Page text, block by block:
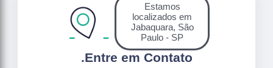
.Entre em Contato
Estamos
localizados em
Jabaquara, São
Paulo - SP